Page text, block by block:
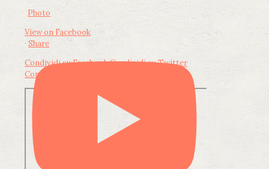
Photo
View on Facebook
· Share
Condividi su FacebookCondividi su Twitter
Condividi su LinkedIn